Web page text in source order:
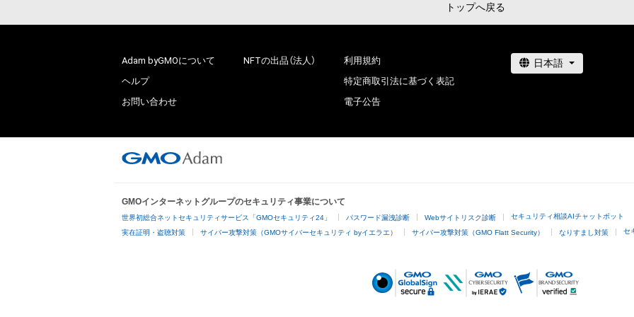
トップへ戻る
Adam byGMOについて
ヘルプ
お問い合わせ
NFTの出品（法人）
利用規約
特定商取引法に基づく表記
電子公告
GMOインターネットグループのセキュリティ事業について
世界初総合ネットセキュリティサービス「GMOセキュリティ24」 パスワード漏洩診断 Webサイトリスク診断 セキュリティ相談AIチャットボット
実在証明・盗聴対策 サイバー攻撃対策（GMOサイバーセキュリティ byイエラエ） サイバー攻撃対策（GMO Flatt Security） なりすまし対策 セ